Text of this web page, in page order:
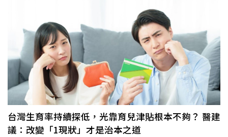
台灣生育率持續探低，光靠育兒津貼根本不夠？ 醫建
議：改變「1現狀」才是治本之道